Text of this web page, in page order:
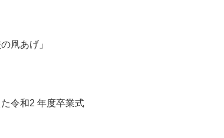
凧あげ」
令和2 年度卒業式